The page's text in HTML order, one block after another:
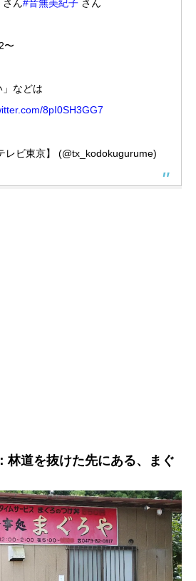
さん#音無美紀子 さん
〜
」などは
8pI0SH3GG7
ビ東京】 (@tx_kodokugurume)
林道を抜けた先にある、まぐ